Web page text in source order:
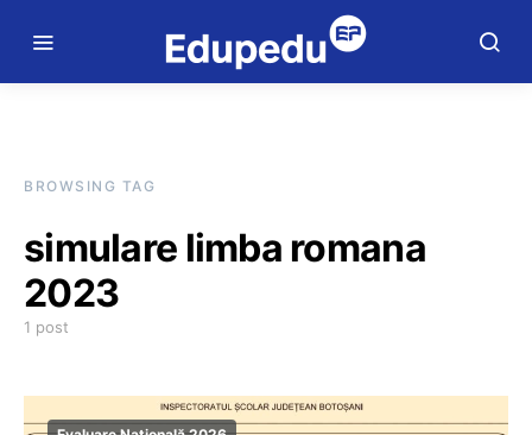
BROWSING TAG
simulare limba romana
2023
1 post